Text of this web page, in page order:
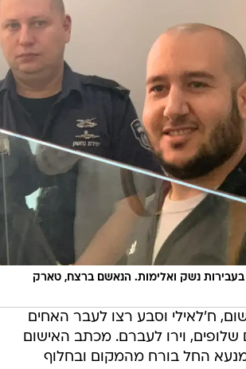
נשק ואלימות. הנאשם ברצח, טארק
ח'לאילי וסבע רצו לעבר האחים
וירו לעברם. מכתב האישום
החל בורח מהמקום ובחלוף